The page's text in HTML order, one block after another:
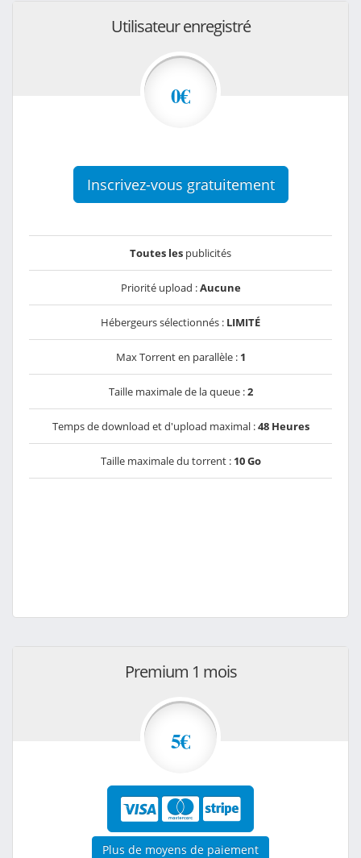
Utilisateur enregistré
0€
Inscrivez-vous gratuitement
Toutes les publicités
Priorité upload :Aucune
Hébergeurs sélectionnés : LIMITÉ
Max Torrent en parallèle : 1
Taille maximale de la queue :2
Temps de download et d'upload maximal :48 Heures
Taille maximale du torrent : 10 Go
Premium 1 mois
5€
Plus de moyens de paiement